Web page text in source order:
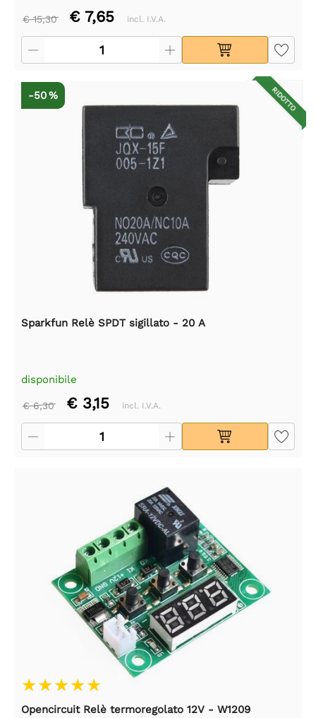
€ 15,30 € 7,65 incl. I.V.A.
RIDOTTO
-50 %
Sparkfun Relè SPDT sigillato - 20 A
disponibile
€ 6,30 € 3,15 incl. I.V.A.
Opencircuit Relè termoregolato 12V - W1209